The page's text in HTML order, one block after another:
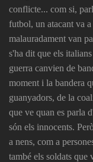
conflicte... com si,
futbol, un atacant va
malauradament van
s'ha dit que els
guerra canvien de
moment i la bandera
guanyadors, de la
que ve quan es parla
són els innocents.
a nens, com a
també els soldats que